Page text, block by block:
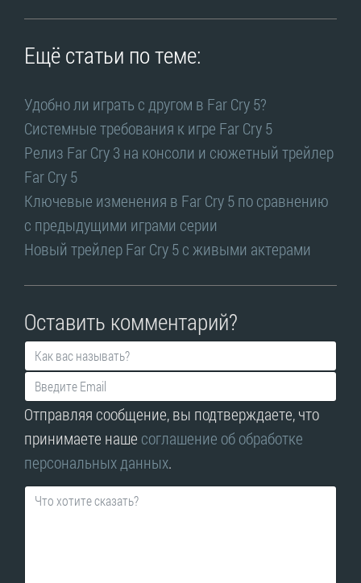
Ещё статьи по теме:
Удобно ли играть с другом в Far Cry 5?
Системные требования к игре Far Cry 5
Релиз Far Cry 3 на консоли и сюжетный трейлер
Far Cry 5
Ключевые изменения в Far Cry 5 по сравнению
с предыдущими играми серии
Новый трейлер Far Cry 5 с живыми актерами
Оставить комментарий?
Отправляя сообщение, вы подтверждаете, что
принимаете наше соглашение об обработке
персональных данных.